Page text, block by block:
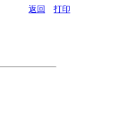
返回 打印